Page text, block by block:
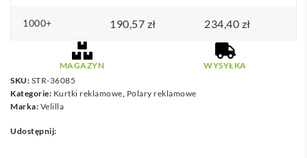
1000+ 190,57 zł 234,40 zł
MAGAZYN
WYSYŁKA
SKU: STR-36085
Kategorie: Kurtki reklamowe, Polary reklamowe
Marka: Velilla
Udostępnij: